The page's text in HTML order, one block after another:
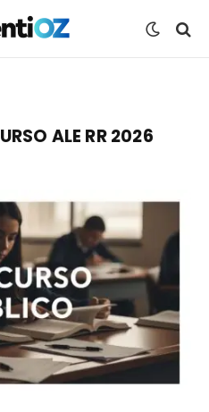
ALE RR 2026